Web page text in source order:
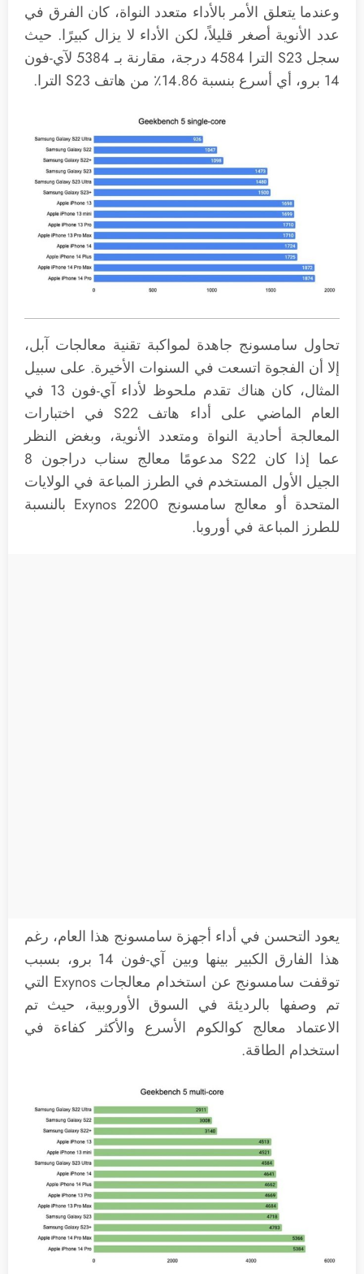
وعندما يتعلق الأمر بالأداء متعدد النواة، كان الفرق في
عدد الأنوية أصغر قليلاً، لكن الأداء لا يزال كبيرًا. حيث
سجل S23 الترا 4584 درجة، مقارنة بـ 5384 لآي-فون
14 برو، أي أسرع بنسبة 14.86٪ من هاتف S23 الترا.
تحاول سامسونج جاهدة لمواكبة تقنية معالجات آبل،
إلا أن الفجوة اتسعت في السنوات الأخيرة. على سبيل
المثال، كان هناك تقدم ملحوظ لأداء آي-فون 13 في
العام الماضي على أداء هاتف S22 في اختبارات
المعالجة أحادية النواة ومتعدد الأنوية، وبغض النظر
عما إذا كان S22 مدعومًا معالج سناب دراجون 8
الجيل الأول المستخدم في الطرز المباعة في الولايات
المتحدة أو معالج سامسونج Exynos 2200 بالنسبة
للطرز المباعة في أوروبا.
يعود التحسن في أداء أجهزة سامسونج هذا العام، رغم
هذا الفارق الكبير بينها وبين آي-فون 14 برو، بسبب
توقفت سامسونج عن استخدام معالجات Exynos التي
تم وصفها بالرديئة في السوق الأوروبية، حيث تم
الاعتماد معالج كوالكوم الأسرع والأكثر كفاءة في
استخدام الطاقة.